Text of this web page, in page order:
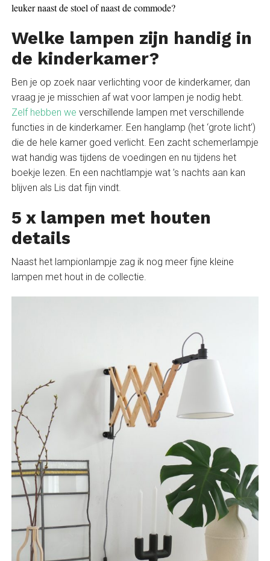
leuker naast de stoel of naast de commode?
Welke lampen zijn handig in
de kinderkamer?
Ben je op zoek naar verlichting voor de kinderkamer, dan
vraag je je misschien af wat voor lampen je nodig hebt.
Zelf hebben we verschillende lampen met verschillende
functies in de kinderkamer. Een hanglamp (het ‘grote licht’)
die de hele kamer goed verlicht. Een zacht schemerlampje
wat handig was tijdens de voedingen en nu tijdens het
boekje lezen. En een nachtlampje wat ’s nachts aan kan
blijven als Lis dat fijn vindt.
5 x lampen met houten
details
Naast het lampionlampje zag ik nog meer fijne kleine
lampen met hout in de collectie.